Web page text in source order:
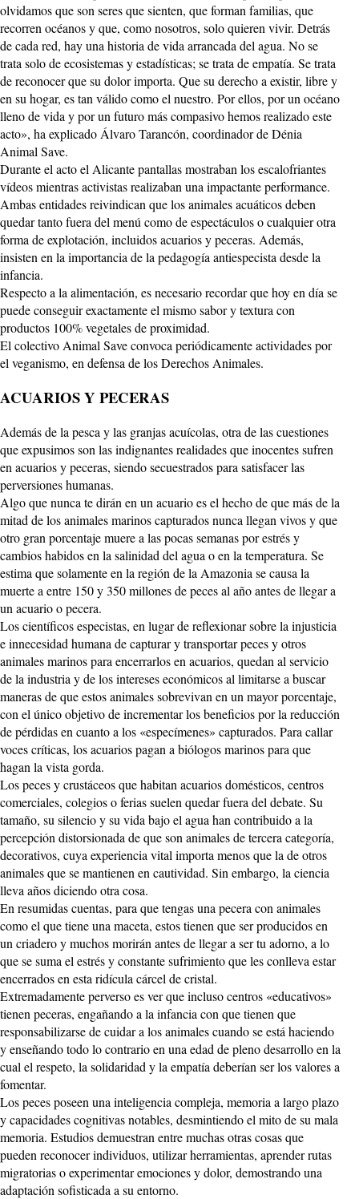
olvidamos que son seres que sienten, que forman familias, que
recorren océanos y que, como nosotros, solo quieren vivir. Detrás
de cada red, hay una historia de vida arrancada del agua. No se
trata solo de ecosistemas y estadísticas; se trata de empatía. Se trata
de reconocer que su dolor importa. Que su derecho a existir, libre y
en su hogar, es tan válido como el nuestro. Por ellos, por un océano
lleno de vida y por un futuro más compasivo hemos realizado este
acto», ha explicado Álvaro Tarancón, coordinador de Dénia
Animal Save.
Durante el acto el Alicante pantallas mostraban los escalofriantes
vídeos mientras activistas realizaban una impactante performance.
Ambas entidades reivindican que los animales acuáticos deben
quedar tanto fuera del menú como de espectáculos o cualquier otra
forma de explotación, incluidos acuarios y peceras. Además,
insisten en la importancia de la pedagogía antiespecista desde la
infancia.
Respecto a la alimentación, es necesario recordar que hoy en día se
puede conseguir exactamente el mismo sabor y textura con
productos 100% vegetales de proximidad.
El colectivo Animal Save convoca periódicamente actividades por
el veganismo, en defensa de los Derechos Animales.
ACUARIOS Y PECERAS
Además de la pesca y las granjas acuícolas, otra de las cuestiones
que expusimos son las indignantes realidades que inocentes sufren
en acuarios y peceras, siendo secuestrados para satisfacer las
perversiones humanas.
Algo que nunca te dirán en un acuario es el hecho de que más de la
mitad de los animales marinos capturados nunca llegan vivos y que
otro gran porcentaje muere a las pocas semanas por estrés y
cambios habidos en la salinidad del agua o en la temperatura. Se
estima que solamente en la región de la Amazonia se causa la
muerte a entre 150 y 350 millones de peces al año antes de llegar a
un acuario o pecera.
Los científicos especistas, en lugar de reflexionar sobre la injusticia
e innecesidad humana de capturar y transportar peces y otros
animales marinos para encerrarlos en acuarios, quedan al servicio
de la industria y de los intereses económicos al limitarse a buscar
maneras de que estos animales sobrevivan en un mayor porcentaje,
con el único objetivo de incrementar los beneficios por la reducción
de pérdidas en cuanto a los «especímenes» capturados. Para callar
voces críticas, los acuarios pagan a biólogos marinos para que
hagan la vista gorda.
Los peces y crustáceos que habitan acuarios domésticos, centros
comerciales, colegios o ferias suelen quedar fuera del debate. Su
tamaño, su silencio y su vida bajo el agua han contribuido a la
percepción distorsionada de que son animales de tercera categoría,
decorativos, cuya experiencia vital importa menos que la de otros
animales que se mantienen en cautividad. Sin embargo, la ciencia
lleva años diciendo otra cosa.
En resumidas cuentas, para que tengas una pecera con animales
como el que tiene una maceta, estos tienen que ser producidos en
un criadero y muchos morirán antes de llegar a ser tu adorno, a lo
que se suma el estrés y constante sufrimiento que les conlleva estar
encerrados en esta ridícula cárcel de cristal.
Extremadamente perverso es ver que incluso centros «educativos»
tienen peceras, engañando a la infancia con que tienen que
responsabilizarse de cuidar a los animales cuando se está haciendo
y enseñando todo lo contrario en una edad de pleno desarrollo en la
cual el respeto, la solidaridad y la empatía deberían ser los valores a
fomentar.
Los peces poseen una inteligencia compleja, memoria a largo plazo
y capacidades cognitivas notables, desmintiendo el mito de su mala
memoria. Estudios demuestran entre muchas otras cosas que
pueden reconocer individuos, utilizar herramientas, aprender rutas
migratorias o experimentar emociones y dolor, demostrando una
adaptación sofisticada a su entorno.